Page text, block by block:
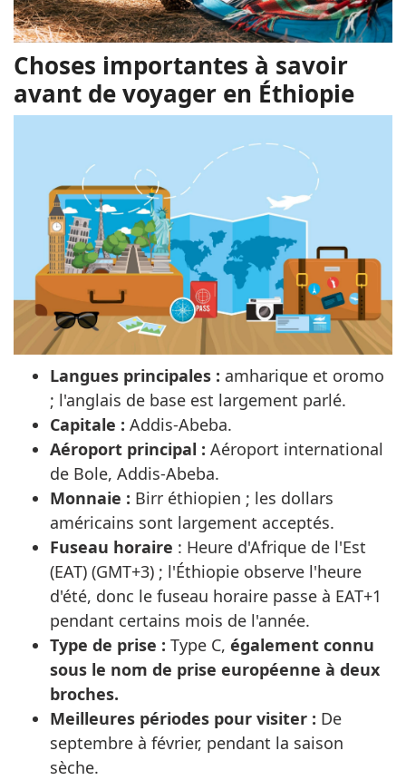
Choses importantes à savoir
avant de voyager en Éthiopie
Langues principales : amharique et oromo
; l'anglais de base est largement parlé.
Capitale : Addis-Abeba.
Aéroport principal : Aéroport international
de Bole, Addis-Abeba.
Monnaie : Birr éthiopien ; les dollars
américains sont largement acceptés.
Fuseau horaire : Heure d'Afrique de l'Est
(EAT) (GMT+3) ; l'Éthiopie observe l'heure
d'été, donc le fuseau horaire passe à EAT+1
pendant certains mois de l'année.
Type de prise : Type C, également connu
sous le nom de prise européenne à deux
broches.
Meilleures périodes pour visiter : De
septembre à février, pendant la saison
sèche.